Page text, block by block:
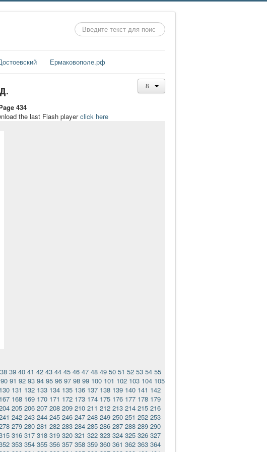
Искать...
Ермаковополе.рф
434
the last Flash playerclick here
38 39 40 41 42 43 44 45 46 47 48 49 50 51 52 53 54 55
90 91 92 93 94 95 96 97 98 99 100 101 102 103 104 105
130 131 132 133 134 135 136 137 138 139 140 141 142
167 168 169 170 171 172 173 174 175 176 177 178 179
205 206 207 208 209 210 211 212 213 214 215 216
242 243 244 245 246 247 248 249 250 251 252 253
279 280 281 282 283 284 285 286 287 288 289 290
316 317 318 319 320 321 322 323 324 325 326 327
353 354 355 356 357 358 359 360 361 362 363 364